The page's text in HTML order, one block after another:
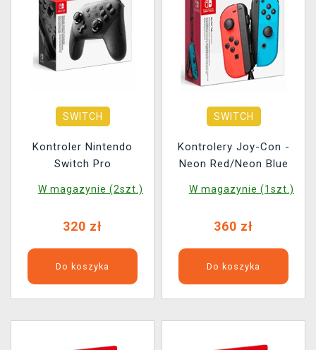
SWITCH
Kontroler Nintendo
Switch Pro
W magazynie (2szt.)
320 zł
Do koszyka
SWITCH
Kontrolery Joy-Con -
Neon Red/Neon Blue
W magazynie (1szt.)
360 zł
Do koszyka